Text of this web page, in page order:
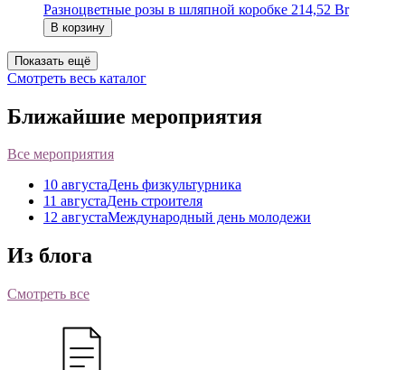
Разноцветные розы в шляпной коробке 214,52 Br
В корзину
Показать ещё
Смотреть весь каталог
Ближайшие мероприятия
Все мероприятия
10 августаДень физкультурника
11 августаДень строителя
12 августаМеждународный день молодежи
Из блога
Смотреть все